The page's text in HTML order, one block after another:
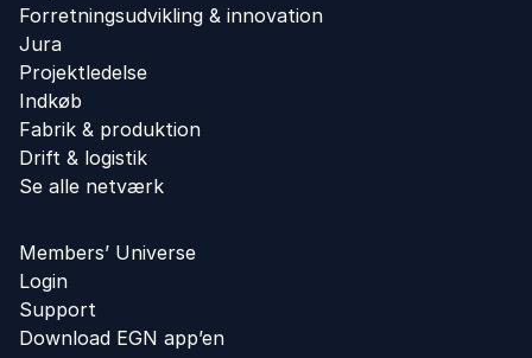
Forretningsudvikling ​& innovation​
Jura
Projektledelse
Indkøb
Fabrik & produktion
Drift & logistik
Se alle netværk
Members’ Universe
Login
Support
Download EGN app’en